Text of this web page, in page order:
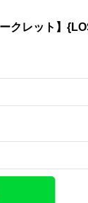
クレット】